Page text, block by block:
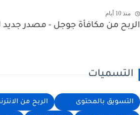
منذ 10 أيام
من مكافأة جوجل - مصدر جديد
بالمحتوى الربح من الانترنت